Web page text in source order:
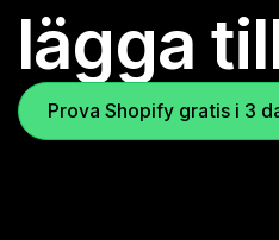
Prova Shopify gratis i 3